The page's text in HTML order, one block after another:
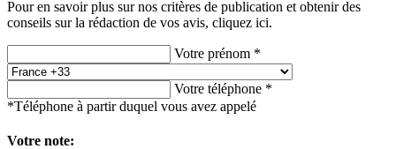
Pour en savoir plus sur nos critères de publication et obtenir des
conseils sur la rédaction de vos avis, cliquez ici.
Votre prénom *
Votre téléphone *
*Téléphone à partir duquel vous avez appelé
Votre note: